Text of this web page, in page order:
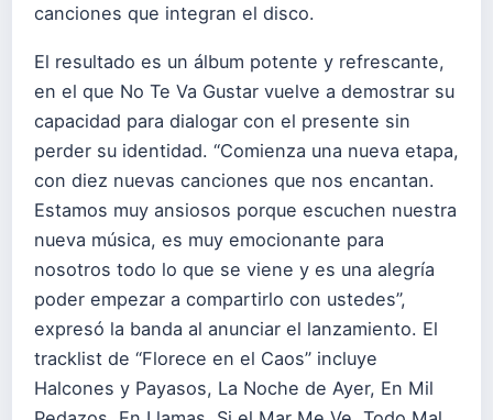
canciones que integran el disco.
El resultado es un álbum potente y refrescante,
en el que No Te Va Gustar vuelve a demostrar su
capacidad para dialogar con el presente sin
perder su identidad. “Comienza una nueva etapa,
con diez nuevas canciones que nos encantan.
Estamos muy ansiosos porque escuchen nuestra
nueva música, es muy emocionante para
nosotros todo lo que se viene y es una alegría
poder empezar a compartirlo con ustedes”,
expresó la banda al anunciar el lanzamiento. El
tracklist de “Florece en el Caos” incluye
Halcones y Payasos, La Noche de Ayer, En Mil